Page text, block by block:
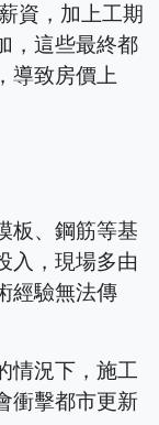
資，加上工期
，這些最終都
導致房價上
板、鋼筋等基
入，現場多由
經驗無法傳
情況下，施工
衝擊都市更新